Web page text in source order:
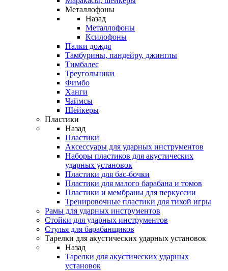
Металлофоны
Назад
Металлофоны
Ксилофоны
Палки дождя
Тамбурины, пандейру, джинглы
Тимбалес
Треугольники
Фимбо
Ханги
Чаймсы
Шейкеры
Пластики
Назад
Пластики
Аксессуары для ударных инструментов
Наборы пластиков для акустических
ударных установок
Пластики для бас-бочки
Пластики для малого барабана и томов
Пластики и мембраны для перкуссии
Тренировочные пластики для тихой игры
Рамы для ударных инструментов
Стойки для ударных инструментов
Стулья для барабанщиков
Тарелки для акустических ударных установок
Назад
Тарелки для акустических ударных
установок